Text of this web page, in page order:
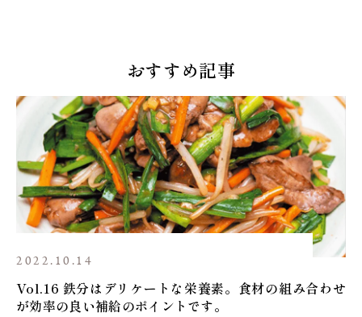
おすすめ記事
2022.10.14
Vol.16 鉄分はデリケートな栄養素。食材の組み合わせ
が効率の良い補給のポイントです。